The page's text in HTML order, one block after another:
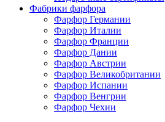
Фабрики фарфора
Фарфор Германии
Фарфор Италии
Фарфор Франции
Фарфор Дании
Фарфор Австрии
Фарфор Великобритании
Фарфор Испании
Фарфор Венгрии
Фарфор Чехии